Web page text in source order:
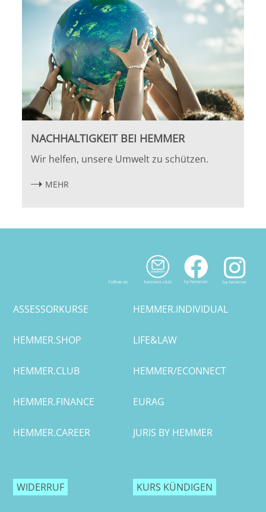
NACHHALTIGKEIT BEI HEMMER
Wir helfen, unsere Umwelt zu schützen.
MEHR
ASSESSORKURSE HEMMER.INDIVIDUAL
HEMMER.SHOP LIFE&LAW
HEMMER.CLUB HEMMER/ECONNECT
HEMMER.FINANCE EURAG
HEMMER.CAREER JURIS BY HEMMER
WIDERRUF KURS KÜNDIGEN